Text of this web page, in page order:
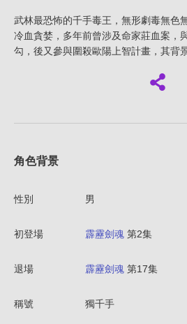
武林最恐怖的千手毒王，無形劇毒無色
冷血貪婪，多年前曾涉及命家莊血案，
勾，後又參與圍殺歐陽上智計畫，其背
角色背景
性別 男
初登場 霹靂劍魂 第2集
退場 霹靂劍魂 第17集
稱號 獨千手